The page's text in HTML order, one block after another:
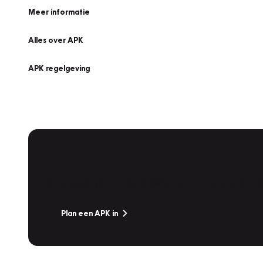
Meer informatie
Alles over APK
APK regelgeving
Plan een APK in